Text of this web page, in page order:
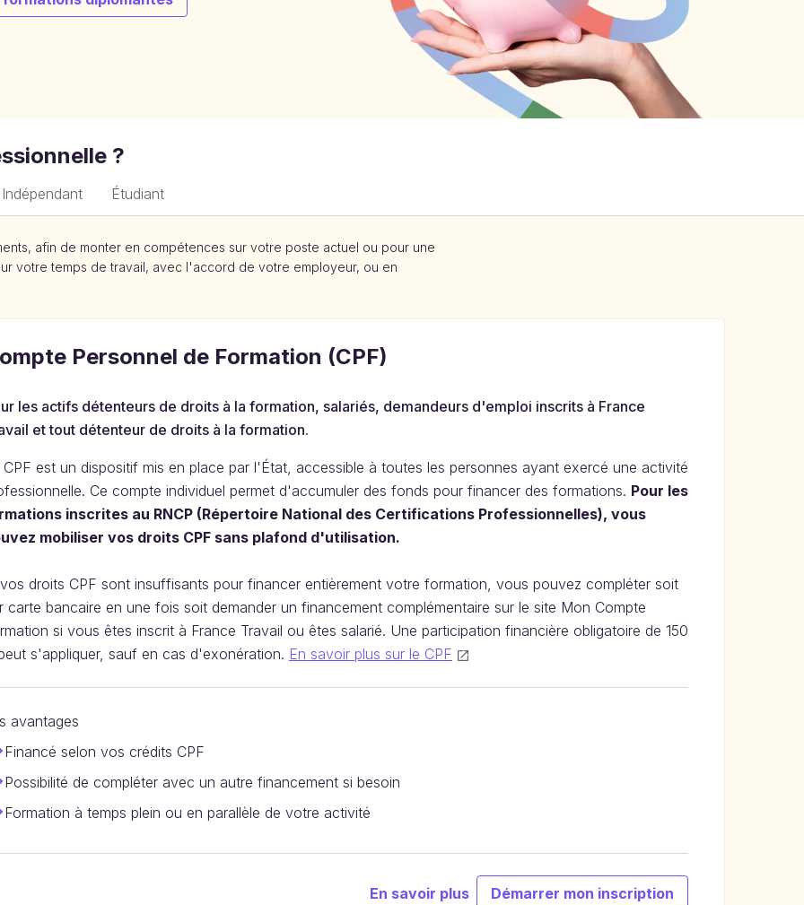
?
Étudiant
afin de monter en compétences sur votre poste actuel ou pour une
votre temps de travail, avec l'accord de votre employeur, ou en
Personnel de Formation (CPF)
les actifs détenteurs de droits à la formation, salariés, demandeurs d'emploi inscrits à France
et tout détenteur de droits à la formation.
CPF est un dispositif mis en place par l'État, accessible à toutes les personnes ayant exercé une activité
Ce compte individuel permet d'accumuler des fonds pour financer des formations. Pour les
inscrites au RNCP (Répertoire National des Certifications Professionnelles), vous
mobiliser vos droits CPF sans plafond d'utilisation.
droits CPF sont insuffisants pour financer entièrement votre formation, vous pouvez compléter soit
carte bancaire en une fois soit demander un financement complémentaire sur le site Mon Compte
si vous êtes inscrit à France Travail ou êtes salarié. Une participation financière obligatoire de 150
s'appliquer, sauf en cas d'exonération. En savoir plus sur le CPF
avantages
Financé selon vos crédits CPF
Possibilité de compléter avec un autre financement si besoin
Formation à temps plein ou en parallèle de votre activité
Démarrer mon inscription
En savoir plus